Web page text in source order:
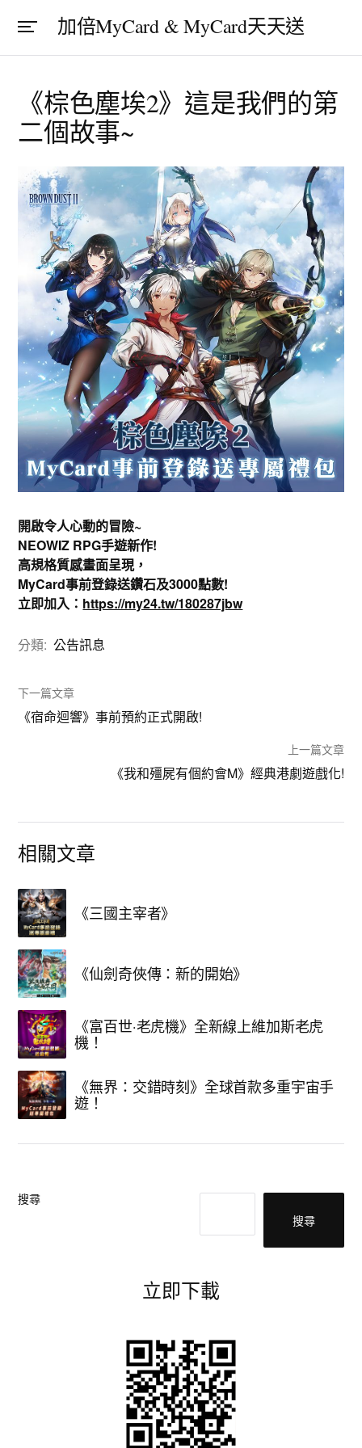
加倍MyCard & MyCard天天送
《棕色塵埃2》這是我們的第
二個故事~
開啟令人心動的冒險~
NEOWIZ RPG手遊新作!
高規格質感畫面呈現，
MyCard事前登錄送鑽石及3000點數!
立即加入： https://my24.tw/180287jbw
分類: 公告訊息
下一篇文章
《宿命迴響》事前預約正式開啟!
上一篇文章
《我和殭屍有個約會M》經典港劇遊戲化!
相關文章
《三國主宰者》
《仙劍奇俠傳：新的開始》
《富百世·老虎機》全新線上維加斯老虎
機！
《無界：交錯時刻》全球首款多重宇宙手
遊！
搜尋
搜尋
立即下載